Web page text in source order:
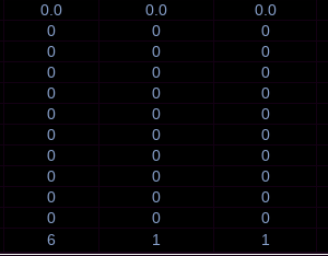
0.0 0.0 0.0
0 0 0
0 0 0
0 0 0
0 0 0
0 0 0
0 0 0
0 0 0
0 0 0
0 0 0
0 0 0
6 1 1